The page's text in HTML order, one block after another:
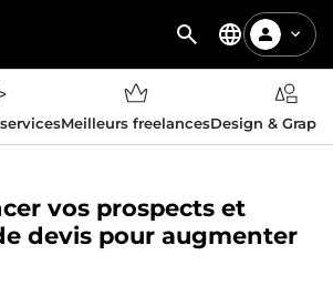
Meilleurs freelancesDesign &
vos prospects et
devis pour augmenter